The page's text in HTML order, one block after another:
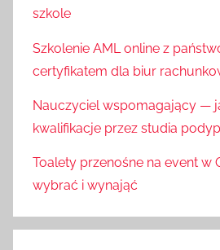
szkole
Szkolenie AML online z
certyfikatem dla biur
Nauczyciel wspomagający —
kwalifikacje przez studia
Toalety przenośne na event w
wybrać i wynająć